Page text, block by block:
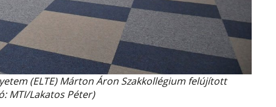
(ELTE) Márton Áron Szakkollégium felújított
MTI/Lakatos Péter)